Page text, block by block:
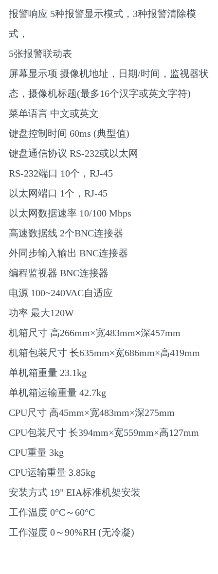
报警响应 5种报警显示模式，3种报警清除模
式，
5张报警联动表
屏幕显示项 摄像机地址，日期/时间，监视器状
态，摄像机标题(最多16个汉字或英文字符)
菜单语言 中文或英文
键盘控制时间 60ms (典型值)
键盘通信协议 RS-232或以太网
RS-232端口 10个，RJ-45
以太网端口 1个，RJ-45
以太网数据速率 10/100 Mbps
高速数据线 2个BNC连接器
外同步输入输出 BNC连接器
编程监视器 BNC连接器
电源 100~240VAC自适应
功率 最大120W
机箱尺寸 高266mm×宽483mm×深457mm
机箱包装尺寸 长635mm×宽686mm×高419mm
单机箱重量 23.1kg
单机箱运输重量 42.7kg
CPU尺寸 高45mm×宽483mm×深275mm
CPU包装尺寸 长394mm×宽559mm×高127mm
CPU重量 3kg
CPU运输重量 3.85kg
安装方式 19" EIA标准机架安装
工作温度 0°C～60°C
工作湿度 0～90%RH (无冷凝)